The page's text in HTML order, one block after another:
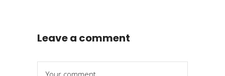
Leave a comment